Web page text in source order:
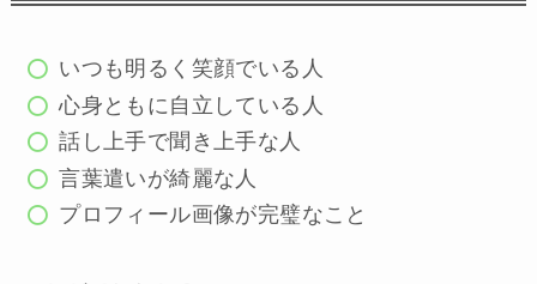
いつも明るく笑顔でいる人
心身ともに自立している人
話し上手で聞き上手な人
言葉遣いが綺麗な人
プロフィール画像が完璧なこと